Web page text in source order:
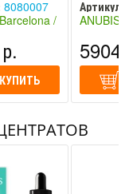
раз в год.
/
8080007
/
КУПИТЬ
ANUBIS
Артикул:
ANUBIS